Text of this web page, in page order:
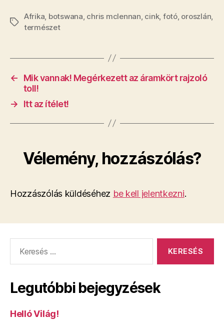
Címkék
Afrika, botswana, chris mclennan, cink, fotó, oroszlán,
természet
←
Mik vannak! Megérkezett az áramkört rajzoló
toll!
→
Itt az ítélet!
Vélemény, hozzászólás?
Hozzászólás küldéséhez be kell jelentkezni.
Legutóbbi bejegyzések
Helló Világ!